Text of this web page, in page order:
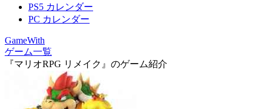
PS5 カレンダー
PC カレンダー
GameWith
ゲーム一覧
『マリオRPG リメイク』のゲーム紹介